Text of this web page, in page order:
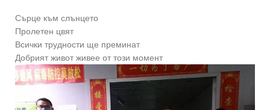
Сърце към слънцето
Пролетен цвят
Всички трудности ще преминат
Добрият живот живее от този момент